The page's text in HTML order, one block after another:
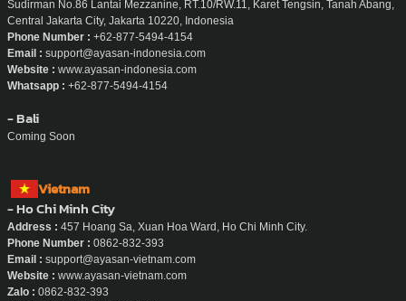
Sudirman No.86 Lantai Mezzanine, RT.10/RW.11, Karet Tengsin, Tanah Abang,
Central Jakarta City, Jakarta 10220, Indonesia
Phone Number : +62-877-5494-4154
Email : support@ayasan-indonesia.com
Website : www.ayasan-indonesia.com
Whatsapp : +62-877-5494-4154
- Bali
Coming Soon
Vietnam
- Ho Chi Minh City
Address : 457 Hoang Sa, Xuan Hoa Ward, Ho Chi Minh City.
Phone Number : 0862-832-393
Email : support@ayasan-vietnam.com
Website : www.ayasan-vietnam.com
Zalo : 0862-832-393